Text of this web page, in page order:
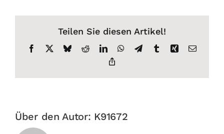
Teilen Sie diesen Artikel!
Facebook BlueskyRedditLinkedInWhatsApp
TelegramTumblrXing E-
Über den Autor: K91672